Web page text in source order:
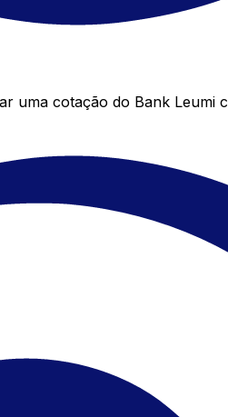
uma cotação do Bank